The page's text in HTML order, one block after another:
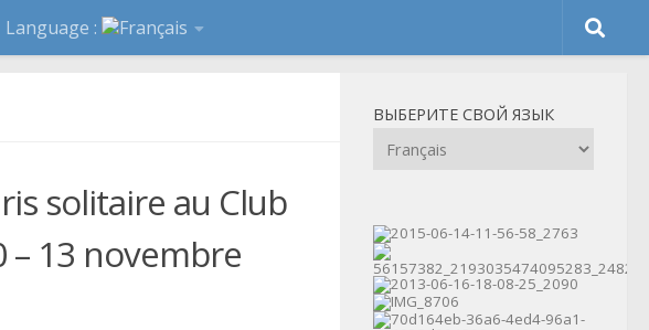
Language :
solitaire au Club
– 13 novembre
ВЫБЕРИТЕ СВОЙ ЯЗЫК